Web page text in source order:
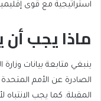
استراتيجية مع قوى
ماذا يجب أن
ينبغي متابعة بيانات وزارة
الصادرة عن الأمم المتحدة
المقبلة. كما يجب